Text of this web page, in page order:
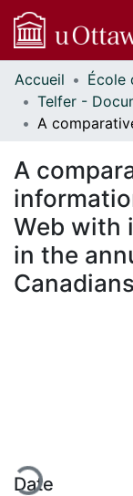
Communautés
et collections
Parcourir
À propos
Accueil
A
Web with
in the
Date